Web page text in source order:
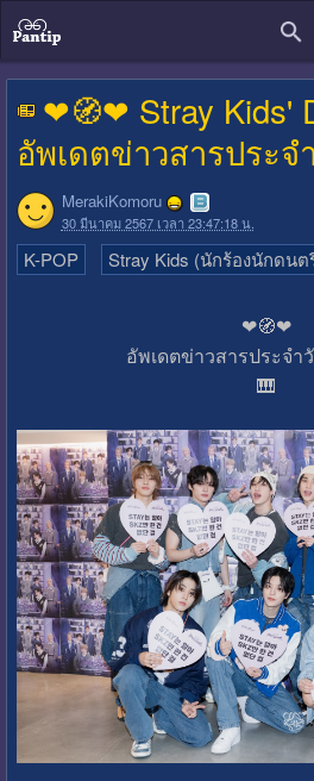
❤🧭❤ Stray Kids'
อัพเดตข่าวสารประจ
MerakiKomoru
30 มีนาคม 2567 เวลา 23:47:18 น.
K-POP Stray Kids (นักร้องนักดนต
❤🧭❤
อัพเดตข่าวสารประจำ
🎹